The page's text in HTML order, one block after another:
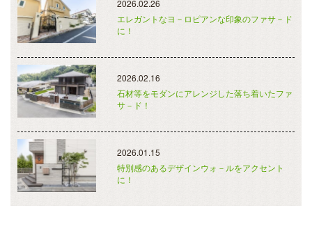
2026.02.26
エレガントなヨ－ロピアンな印象のファサ－ド
に！
2026.02.16
石材等をモダンにアレンジした落ち着いたファ
サ－ド！
2026.01.15
特別感のあるデザインウォ－ルをアクセント
に！